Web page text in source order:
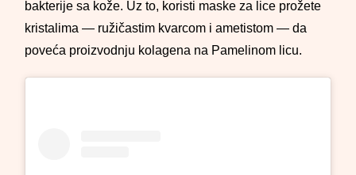
bakterije sa kože. Uz to, koristi maske za lice prožete
kristalima — ružičastim kvarcom i ametistom — da
poveća proizvodnju kolagena na Pamelinom licu.